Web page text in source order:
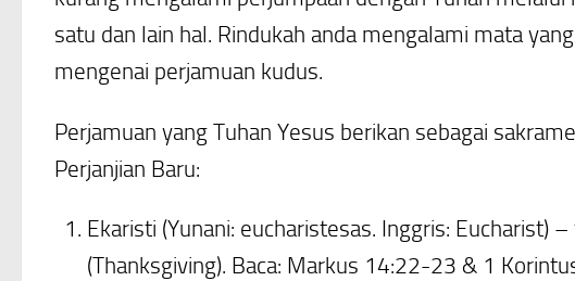
satu dan lain hal. Rindukah anda mengalami mata
mengenai perjamuan kudus.
Perjamuan yang Tuhan Yesus berikan sebagai
Perjanjian Baru:
Ekaristi (Yunani: eucharistesas. Inggris: Eucharist)
(Thanksgiving). Baca: Markus 14:22-23 & 1